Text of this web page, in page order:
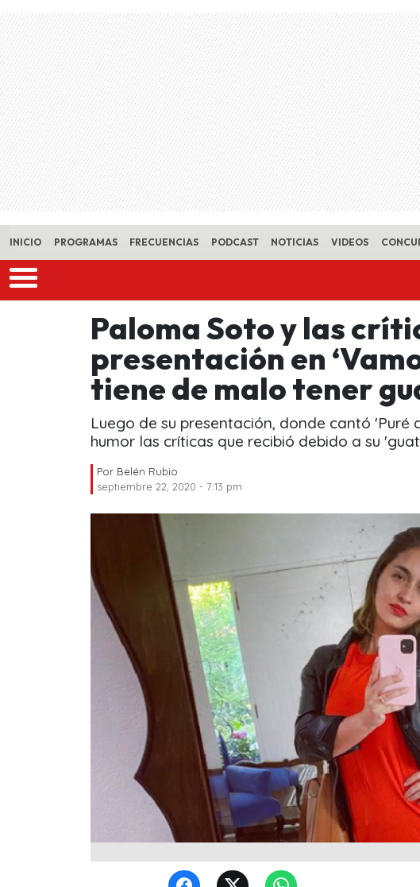
Skip to main content
INICIO PROGRAMAS FRECUENCIAS PODCAST NOTICIAS VIDEOS
Paloma Soto y las
presentación en
tiene de malo tener
Luego de su presentación, donde cantó
humor las críticas que recibió debido a su
Por Belén Rubio
septiembre 22, 2020 - 7:13 pm